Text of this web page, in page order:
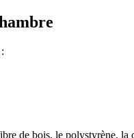
de bois, le polystyrène, la